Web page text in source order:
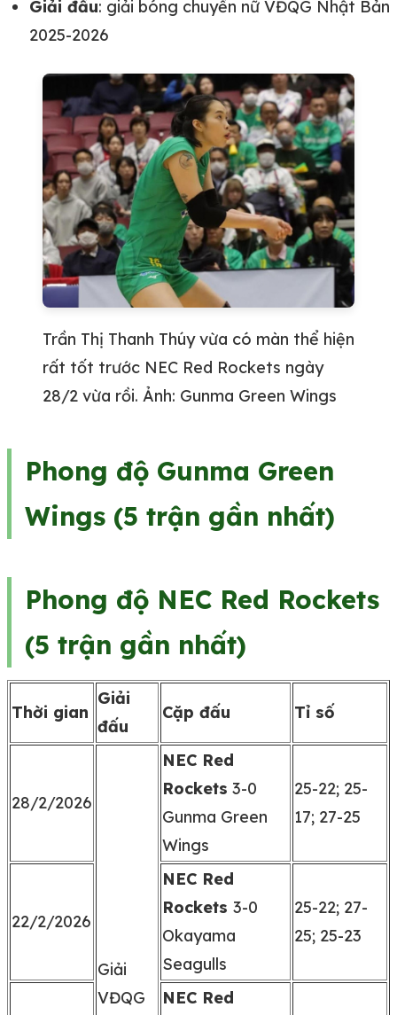
Giải đấu: giải bóng chuyền nữ VĐQG Nhật Bản
2025-2026
Trần Thị Thanh Thúy vừa có màn thể hiện
rất tốt trước NEC Red Rockets ngày
28/2 vừa rồi. Ảnh: Gunma Green Wings
Phong độ Gunma Green
Wings (5 trận gần nhất)
Phong độ NEC Red Rockets
(5 trận gần nhất)
Thời gian
Giải
đấu
Cặp đấu Tỉ số
28/2/2026
Giải
VĐQG
NEC Red
Rockets 3-0
Gunma Green
Wings
25-22; 25-
17; 27-25
22/2/2026
NEC Red
Rockets 3-0
Okayama
Seagulls
25-22; 27-
25; 25-23
NEC Red